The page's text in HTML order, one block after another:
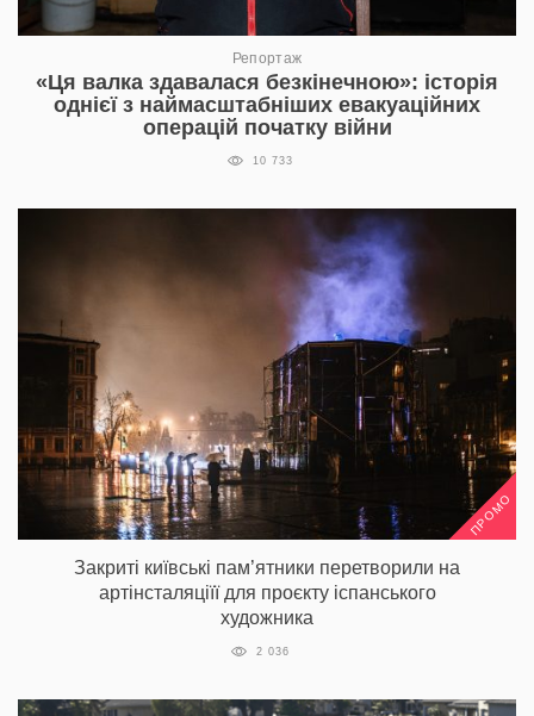
Репортаж
«Ця валка здавалася безкінечною»: історія
однієї з наймасштабніших евакуаційних
операцій початку війни
10 733
ПРОМО
Закриті київські пам’ятники перетворили на
артінсталяціїї для проєкту іспанського
художника
2 036